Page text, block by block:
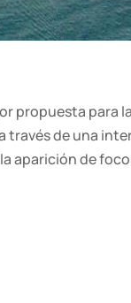
propuesta para
de una
aparición de